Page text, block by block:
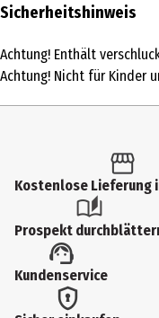
Produkttyp
Altersempfehlung bis
Artikelnummer des
72175
Hersteller
Sicherheitshinweis
Achtung! Enthält
Achtung! Nicht für Kinder
Kostenlose Lieferung
Prospekt
Kundenservice